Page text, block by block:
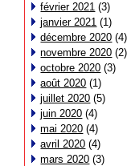
février 2021 (3)
janvier 2021 (1)
décembre 2020 (4)
novembre 2020 (2)
octobre 2020 (3)
août 2020 (1)
juillet 2020 (5)
juin 2020 (4)
mai 2020 (4)
avril 2020 (4)
mars 2020 (3)